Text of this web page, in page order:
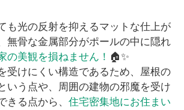
も光の反射を抑えるマットな仕上が
無骨な金属部分がポールの中に隠れ
の美観を損ねません！ 🏠✨
受けにくい構造であるため、屋根の
いう点や、周囲の建物の邪魔を受け
る点から、 住宅密集地にお住まい